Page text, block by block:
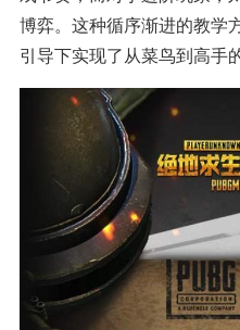
博弈。这种循序渐进的教学
引导下实现了从菜鸟到高手